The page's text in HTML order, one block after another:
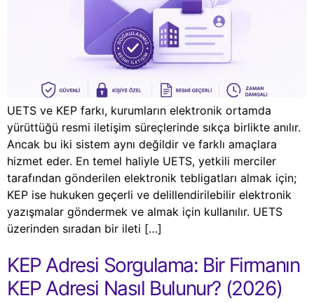
UETS ve KEP farkı, kurumların elektronik ortamda
yürüttüğü resmi iletişim süreçlerinde sıkça birlikte anılır.
Ancak bu iki sistem aynı değildir ve farklı amaçlara
hizmet eder. En temel haliyle UETS, yetkili merciler
tarafından gönderilen elektronik tebligatları almak için;
KEP ise hukuken geçerli ve delillendirilebilir elektronik
yazışmalar göndermek ve almak için kullanılır. UETS
üzerinden sıradan bir ileti […]
KEP Adresi Sorgulama: Bir Firmanın
KEP Adresi Nasıl Bulunur? (2026)